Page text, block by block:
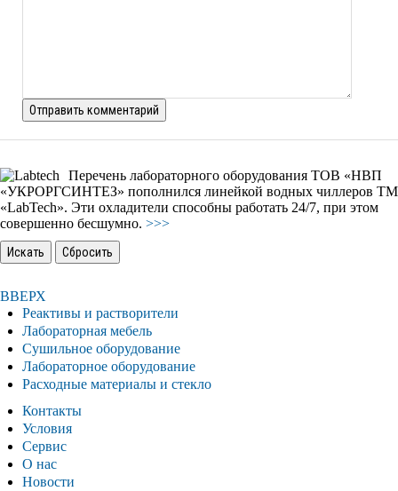
Перечень лабораторного оборудования ТОВ «НВП
«УКРОРГСИНТЕЗ» пополнился линейкой водных чиллеров ТМ
«LabTech». Эти охладители способны работать 24/7, при этом
совершенно бесшумно. >>>
ВВЕРХ
Реактивы и растворители
Лабораторная мебель
Сушильное оборудование
Лабораторное оборудование
Расходные материалы и стекло
Контакты
Условия
Сервис
О нас
Новости